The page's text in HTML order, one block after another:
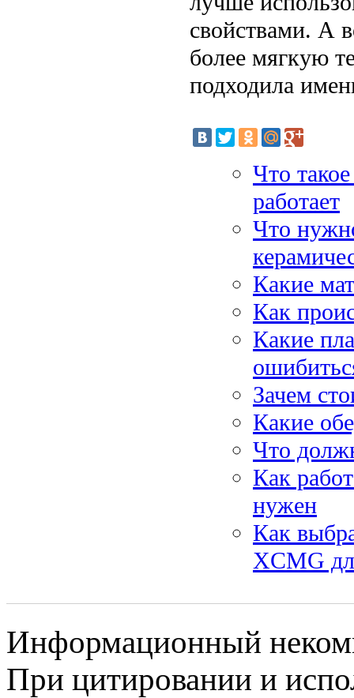
свойствами. А
более мягкую
подходила
Что
работает
Что
Какие
Как
Какие
Зачем
Какие
Что
Как
нужен
Как
XCMG
Информационный
При цитировании и